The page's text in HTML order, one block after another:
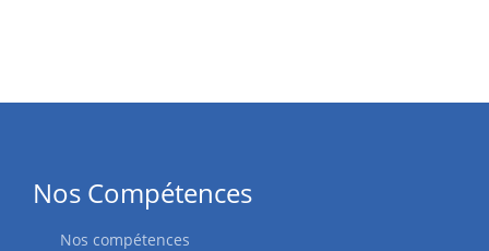
Nos Compétences
Nos compétences